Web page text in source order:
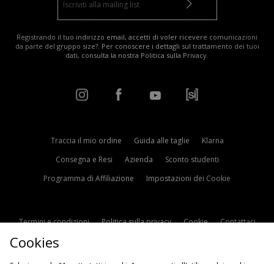
Registrando il tuo indirizzo email, accetti di voler ricevere comunicazioni
da parte del gruppo size?. Per conoscere i dettagli sul trattamento dei tuoi
dati, consulta la nostra Politica sulla Privacy.
Traccia il mio ordine Guida alle taglie
Klarna
Consegna e Resi
Azienda
Sconto studenti
Programma di Affiliazione
Impostazioni dei Cookie
Termini e condizioni Politica sulla privacy Cookie
Contattaci
Cookies